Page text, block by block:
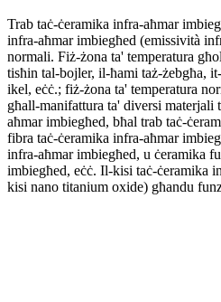
Trab taċ-ċeramika infra-aħmar
infra-aħmar imbiegħed (emissività
normali. Fiż-żona ta' temperatura
tisħin tal-bojler, il-ħami taż-żebgħa,
ikel, eċċ.; fiż-żona ta' temperatura
għall-manifattura ta' diversi
aħmar imbiegħed, bħal trab taċ-
fibra taċ-ċeramika infra-aħmar
infra-aħmar imbiegħed, u ċeramika
imbiegħed, eċċ. Il-kisi taċ-ċeramika
kisi nano titanium oxide) għandu